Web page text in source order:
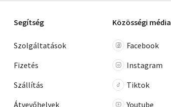
Segítség
Szolgáltatások
Fizetés
Szállítás
Átvevőhelyek
Közösségi média
Facebook
Instagram
Tiktok
Youtube